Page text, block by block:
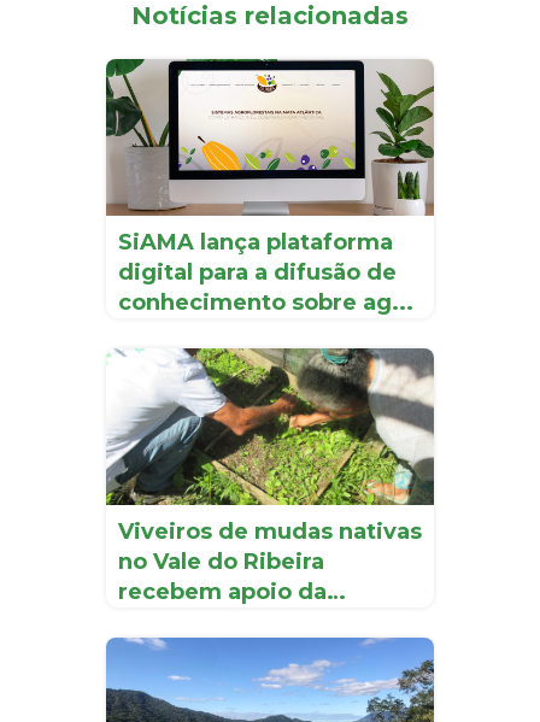
Notícias relacionadas
SiAMA lança plataforma
digital para a difusão de
conhecimento sobre ag...
Viveiros de mudas nativas
no Vale do Ribeira
recebem apoio da